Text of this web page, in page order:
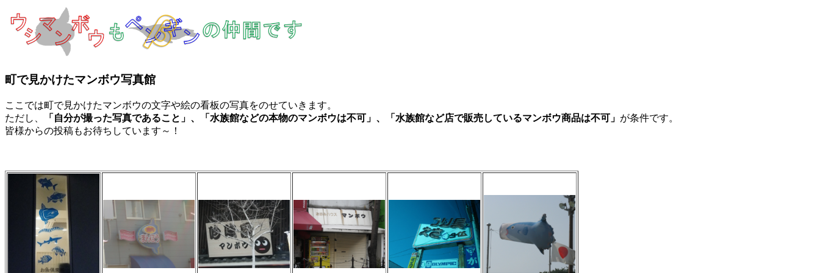
町で見かけたマンボウ写真館
ここでは町で見かけたマンボウの文字や絵の看板の写真をのせていきます。
ただし、
「自分が撮った写真であること」、「水族館などの本物のマンボウは不可」、「水族館など店で販売しているマンボウ商品は不可」 が条件です。
皆様からの投稿もお待ちしています～！